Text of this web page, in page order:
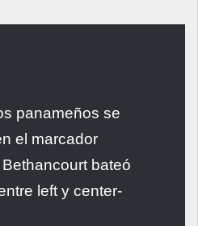
panameños se
el marcador
bateó
left y center-